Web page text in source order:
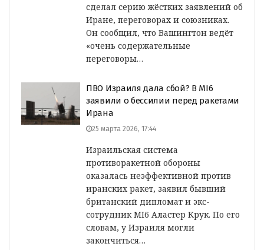
сделал серию жёстких заявлений об
Иране, переговорах и союзниках.
Он сообщил, что Вашингтон ведёт
«очень содержательные
переговоры…
ПВО Израиля дала сбой? В MI6
заявили о бессилии перед ракетами
Ирана
25 марта 2026, 17:44
Израильская система
противоракетной обороны
оказалась неэффективной против
иранских ракет, заявил бывший
британский дипломат и экс-
сотрудник MI6 Аластер Крук. По его
словам, у Израиля могли
закончиться…